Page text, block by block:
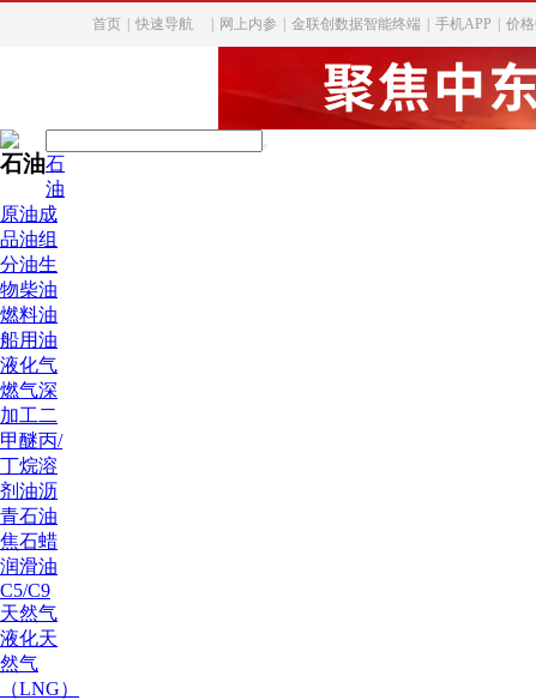
首页 快速导航 网上内参 金联创数据智能终端 手机APP 价
石油石
油
原油成
品油组
分油生
物柴油
燃料油
船用油
液化气
燃气深
加工二
甲醚丙/
丁烷溶
剂油沥
青石油
焦石蜡
润滑油
C5/C9
天然气
液化天
然气
（LNG）